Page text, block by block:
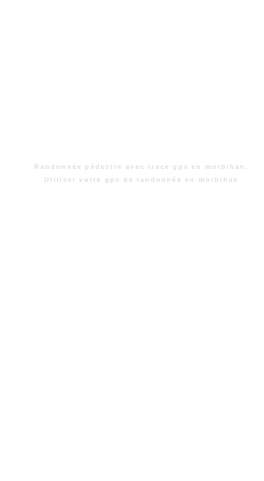
Randonnée pédestre avec trace gps en morbihan.
Utiliser votre gps de randonnée en morbihan